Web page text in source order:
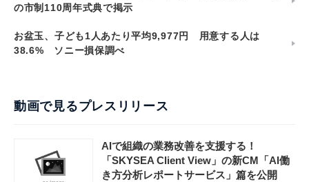
の市制110周年式典で掲示
お盆玉、子ども1人あたり平均9,977円 用意する人は
38.6% ソニー損保調べ
動画で見るプレスリリース
AIで組織の業務改善を支援する！
「SKYSEA Client View」の新CM「AI働
き方分析レポートサービス」篇を公開